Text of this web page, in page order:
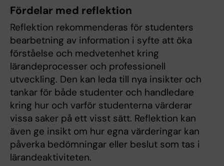
Fördelar med reflektion
Reflektion rekommenderas för studenters
bearbetning av information i syfte att öka
förståelse och medvetenhet kring
lärandeprocesser och professionell
utveckling. Den kan leda till nya insikter och
tankar för både studenter och handledare
kring hur och varför studenterna värderar
vissa saker på ett visst sätt. Reflektion kan
även ge insikt om hur egna värderingar kan
påverka bedömningar eller beslut som tas i
lärandeaktiviteten.